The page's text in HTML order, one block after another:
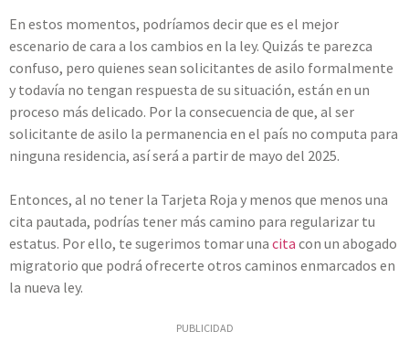
En estos momentos, podríamos decir que es el mejor
escenario de cara a los cambios en la ley. Quizás te parezca
confuso, pero quienes sean solicitantes de asilo formalmente
y todavía no tengan respuesta de su situación, están en un
proceso más delicado. Por la consecuencia de que, al ser
solicitante de asilo la permanencia en el país no computa para
ninguna residencia, así será a partir de mayo del 2025.
Entonces, al no tener la Tarjeta Roja y menos que menos una
cita pautada, podrías tener más camino para regularizar tu
estatus. Por ello, te sugerimos tomar una cita con un abogado
migratorio que podrá ofrecerte otros caminos enmarcados en
la nueva ley.
PUBLICIDAD